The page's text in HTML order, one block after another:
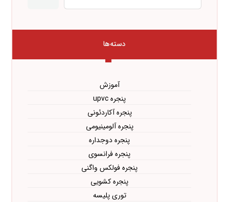
دسته‌ها
آموزش
پنجره upvc
پنجره آکاردئونی
پنجره آلومینیومی
پنجره دوجداره
پنجره فرانسوی
پنجره فولکس واگنی
پنجره کشویی
توری پلیسه